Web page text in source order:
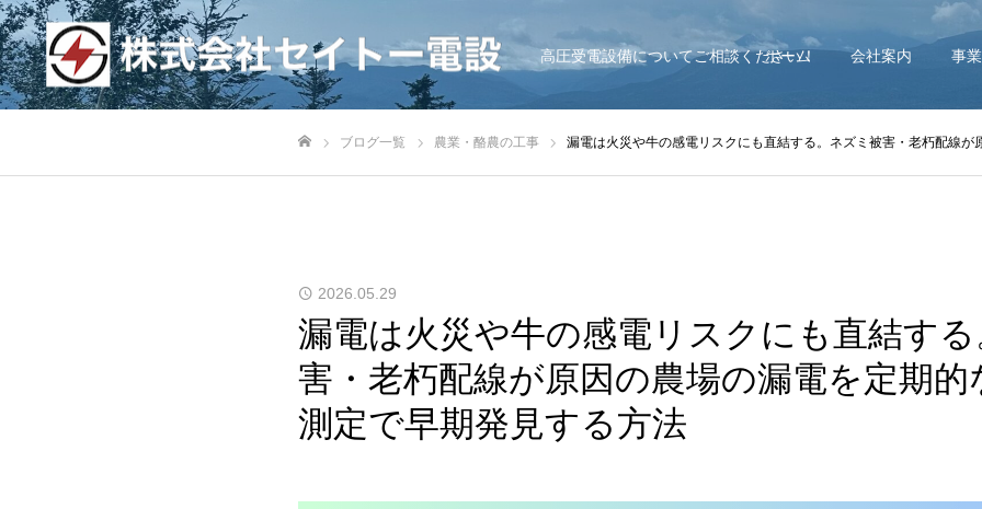
高圧受電設備についてご相談ください！
ホーム 会社案内 事
ブログ一覧 農業・酪農の工事 漏電は火災や牛の感電リスクにも直結する。ネズミ被害・老朽配線が原因の農場の漏電を
2026.05.29
漏電は火災や牛の感電リスクにも直結す
害・老朽配線が原因の農場の漏電を定期的
測定で早期発見する方法